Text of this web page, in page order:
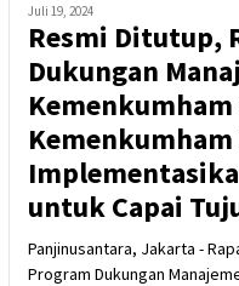
Juli 19, 2024
Resmi Ditutup,
Dukungan
untuk Capai
Panjinusantara, Jakarta -
Program Dukungan